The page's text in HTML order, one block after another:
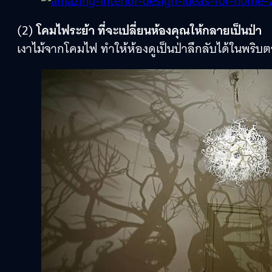
(2)โคมไฟระย้า ที่จะเปลี่ยนห้องคุณให้กลายเป็นป่า
เงาไม้จากโคมไฟ ทำให้ห้องดูเป็นป่าลึกลับได้ในพริบ